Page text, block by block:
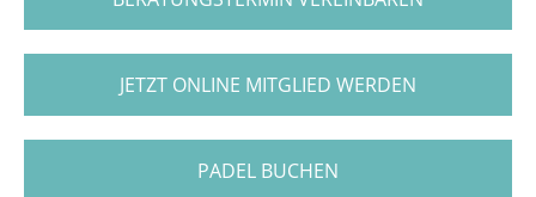
JETZT ONLINE MITGLIED WERDEN
PADEL BUCHEN